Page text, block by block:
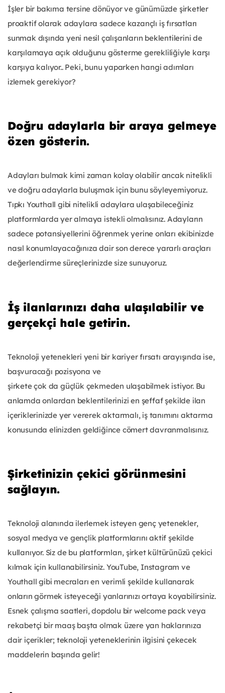
İşler bir bakıma tersine dönüyor ve günümüzde şirketler
proaktif olarak adaylara sadece kazançlı iş fırsatları
sunmak dışında yeni nesil çalışanların beklentilerini de
karşılamaya açık olduğunu gösterme gerekliliğiyle karşı
karşıya kalıyor.. Peki, bunu yaparken hangi adımları
izlemek gerekiyor?
Doğru adaylarla bir araya gelmeye
özen gösterin.
Adayları bulmak kimi zaman kolay olabilir ancak nitelikli
ve doğru adaylarla buluşmak için bunu söyleyemiyoruz.
Tıpkı Youthall gibi nitelikli adaylara ulaşabileceğiniz
platformlarda yer almaya istekli olmalısınız. Adayların
sadece potansiyellerini öğrenmek yerine onları ekibinizde
nasıl konumlayacağınıza dair son derece yararlı araçları
değerlendirme süreçlerinizde size sunuyoruz.
İş ilanlarınızı daha ulaşılabilir ve
gerçekçi hale getirin.
Teknoloji yetenekleri yeni bir kariyer fırsatı arayışında ise,
başvuracağı pozisyona ve
şirkete çok da güçlük çekmeden ulaşabilmek istiyor. Bu
anlamda onlardan beklentilerinizi en şeffaf şekilde ilan
içeriklerinizde yer vererek aktarmalı, iş tanımını aktarma
konusunda elinizden geldiğince cömert davranmalısınız.
Şirketinizin çekici görünmesini
sağlayın.
Teknoloji alanında ilerlemek isteyen genç yetenekler,
sosyal medya ve gençlik platformlarını aktif şekilde
kullanıyor. Siz de bu platformları, şirket kültürünüzü çekici
kılmak için kullanabilirsiniz. YouTube, Instagram ve
Youthall gibi mecraları en verimli şekilde kullanarak
onların görmek isteyeceği yanlarınızı ortaya koyabilirsiniz.
Esnek çalışma saatleri, dopdolu bir welcome pack veya
rekabetçi bir maaş başta olmak üzere yan haklarınıza
dair içerikler; teknoloji yeteneklerinin ilgisini çekecek
maddelerin başında gelir!